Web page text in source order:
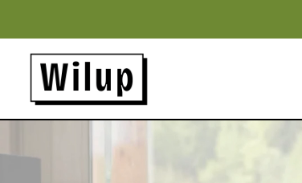
Revenir sur la page d'accueil